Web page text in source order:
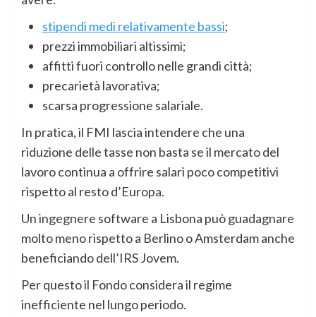
stipendi medi relativamente bassi;
prezzi immobiliari altissimi;
affitti fuori controllo nelle grandi città;
precarietà lavorativa;
scarsa progressione salariale.
In pratica, il FMI lascia intendere che una
riduzione delle tasse non basta se il mercato del
lavoro continua a offrire salari poco competitivi
rispetto al resto d’Europa.
Un ingegnere software a Lisbona può guadagnare
molto meno rispetto a Berlino o Amsterdam anche
beneficiando dell’IRS Jovem.
Per questo il Fondo considera il regime
inefficiente nel lungo periodo.